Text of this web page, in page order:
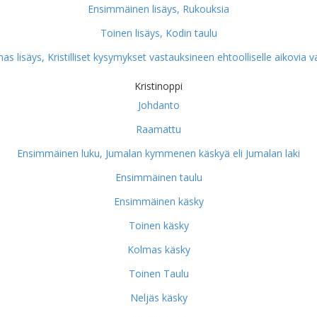
Ensimmäinen lisäys, Rukouksia
Toinen lisäys, Kodin taulu
lisäys, Kristilliset kysymykset vastauksineen ehtoolliselle aikovia
Kristinoppi
Johdanto
Raamattu
Ensimmäinen luku, Jumalan kymmenen käskyä eli Jumalan laki
Ensimmäinen taulu
Ensimmäinen käsky
Toinen käsky
Kolmas käsky
Toinen Taulu
Neljäs käsky